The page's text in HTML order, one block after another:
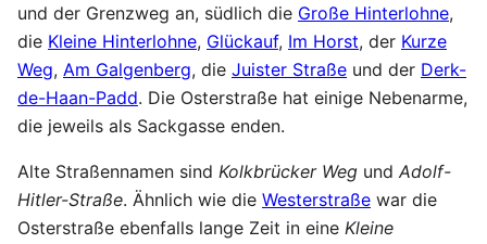
und der Grenzweg an, südlich die Große Hinterlohne,
die Kleine Hinterlohne, Glückauf, Im Horst, der Kurze
Weg, Am Galgenberg, die Juister Straße und der Derk-
de-Haan-Padd. Die Osterstraße hat einige Nebenarme,
die jeweils als Sackgasse enden.
Alte Straßennamen sind Kolkbrücker Weg und Adolf-
Hitler-Straße. Ähnlich wie die Westerstraße war die
Osterstraße ebenfalls lange Zeit in eine Kleine